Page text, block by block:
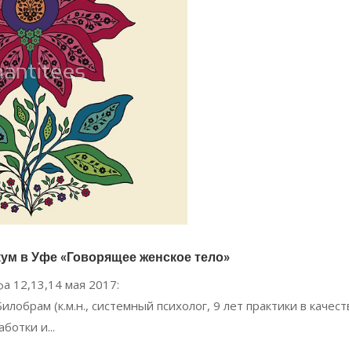
в Уфе «Говорящее женское тело»
12,13,14 мая 2017:
(к.м.н., системный психолог, 9 лет практики в
и...